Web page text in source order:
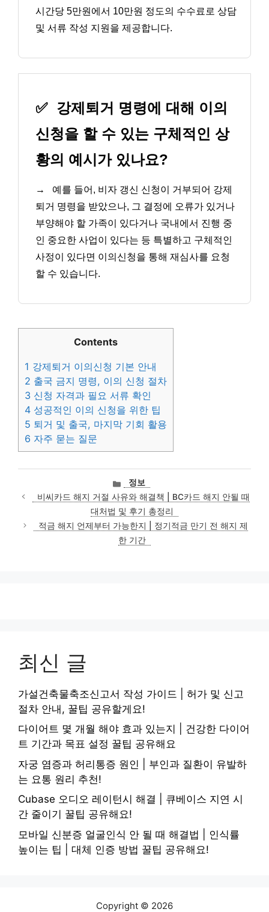
시간당 5만원에서 10만원 정도의 수수료로 상담
및 서류 작성 지원을 제공합니다.
✅ 강제퇴거 명령에 대해 이의
신청을 할 수 있는 구체적인 상
황의 예시가 있나요?
→
예를 들어, 비자 갱신 신청이 거부되어 강제
퇴거 명령을 받았으나, 그 결정에 오류가 있거나
부양해야 할 가족이 있다거나 국내에서 진행 중
인 중요한 사업이 있다는 등 특별하고 구체적인
사정이 있다면 이의신청을 통해 재심사를 요청
할 수 있습니다.
Contents
1 강제퇴거 이의신청 기본 안내
2 출국 금지 명령, 이의 신청 절차
3 신청 자격과 필요 서류 확인
4 성공적인 이의 신청을 위한 팁
5 퇴거 및 출국, 마지막 기회 활용
6 자주 묻는 질문
카
테
고
리
정보
비씨카드 해지 거절 사유와 해결책 | BC카드 해지 안될 때
대처법 및 후기 총정리
적금 해지 언제부터 가능한지 | 정기적금 만기 전 해지 제
한 기간
최신 글
가설건축물축조신고서 작성 가이드 | 허가 및 신고
절차 안내, 꿀팁 공유할게요!
다이어트 몇 개월 해야 효과 있는지 | 건강한 다이어
트 기간과 목표 설정 꿀팁 공유해요
자궁 염증과 허리통증 원인 | 부인과 질환이 유발하
는 요통 원리 추천!
Cubase 오디오 레이턴시 해결 | 큐베이스 지연 시
간 줄이기 꿀팁 공유해요!
모바일 신분증 얼굴인식 안 될 때 해결법 | 인식률
높이는 팁 | 대체 인증 방법 꿀팁 공유해요!
Copyright © 2026